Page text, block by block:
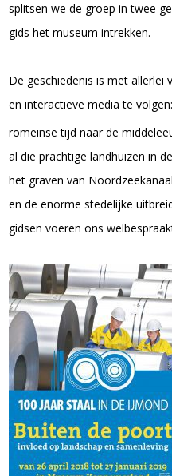
splitsen we de groep in twee
gids het museum intrekken.
De geschiedenis is met allerlei
en interactieve media te
romeinse tijd naar de
al die prachtige landhuizen in
het graven van
en de enorme stedelijke
gidsen voeren ons